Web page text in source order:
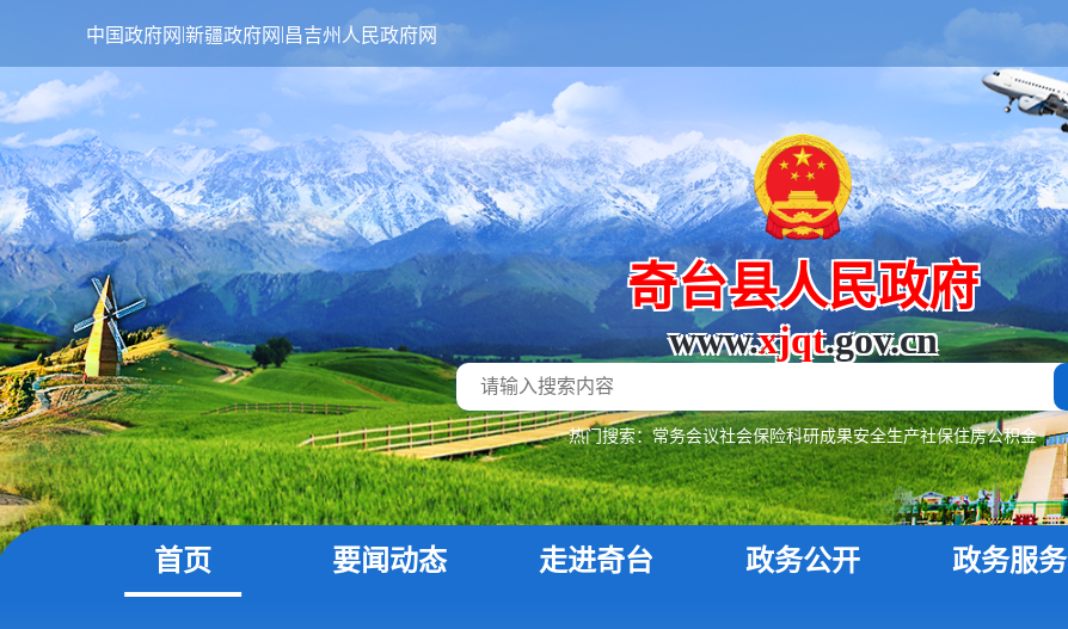
中国政府网 |新疆政府网 |昌吉州人民政府网
奇台县人民政府
www.xjqt.gov.cn
热门搜索：常务会议社会保险科研成果安全生产社保住房公积金
首页 要闻动态 走进奇台 政务公开 政务服务